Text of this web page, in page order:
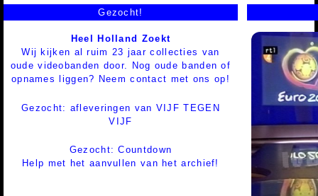
Gezocht!
Heel Holland Zoekt
Wij kijken al ruim 23 jaar collecties van
oude videobanden door. Nog oude banden of
opnames liggen? Neem contact met ons op!
Gezocht: afleveringen van VIJF TEGEN
VIJF
Gezocht: Countdown
Help met het aanvullen van het archief!